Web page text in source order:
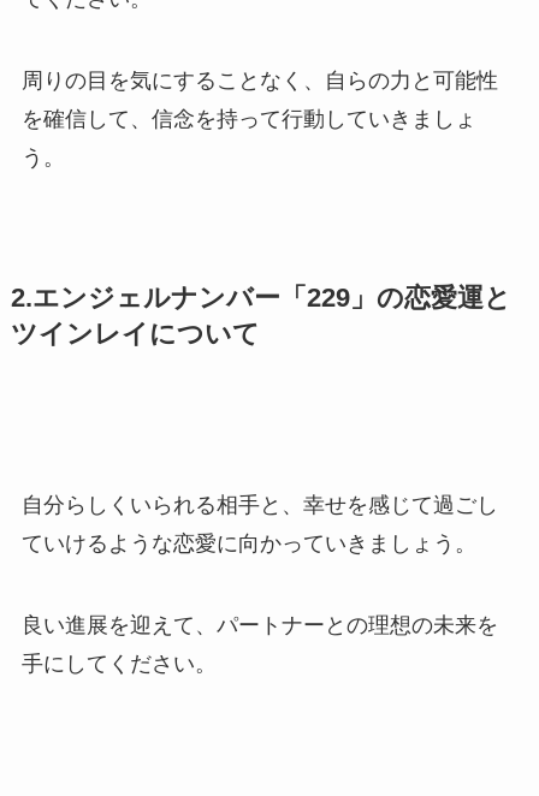
周りの目を気にすることなく、自らの力と可能性
を確信して、信念を持って行動していきましょ
う。
2.エンジェルナンバー「229」の恋愛運と
ツインレイについて
自分らしくいられる相手と、幸せを感じて過ごし
ていけるような恋愛に向かっていきましょう。
良い進展を迎えて、パートナーとの理想の未来を
手にしてください。